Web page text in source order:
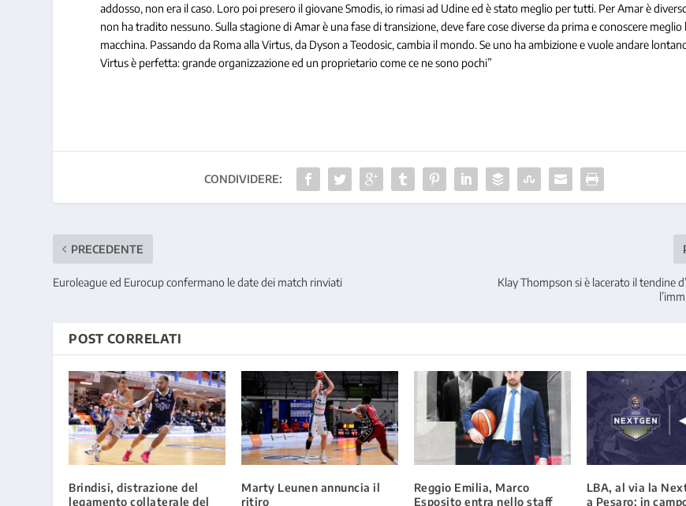
addosso, non era il caso. Loro poi presero il giovane Smodis, io rimasi ad Udine ed è stato meglio per tutti. Per Amar è
non ha tradito nessuno. Sulla stagione di Amar è una fase di transizione, deve fare cose diverse da prima e conoscere meglio
macchina. Passando da Roma alla Virtus, da Dyson a Teodosic, cambia il mondo. Se uno ha ambizione e vuole andare
Virtus è perfetta: grande organizzazione ed un proprietario come ce ne sono pochi”
CONDIVIDERE:
PRECEDENTE
Euroleague ed Eurocup confermano le date dei match rinviati
Klay Thompson si è lacerato il tendine
POST CORRELATI
Brindisi, distrazione del
legamento collaterale del
Marty Leunen annuncia il
ritiro
Reggio Emilia, Marco
Esposito entra nello staff
LBA, al via la
a Pesaro: in